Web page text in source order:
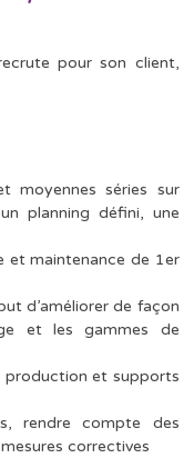
pour son client,
moyennes séries sur
planning défini, une
et maintenance de 1er
d’améliorer de façon
et les gammes de
production et supports
rendre compte des
correctives